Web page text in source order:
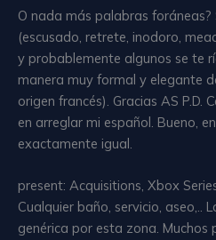
O nada más palabras
(escusado, retrete, inodoro,
y probablemente algunos se te
manera muy formal y elegante
origen francés). Gracias AS P.D.
en arreglar mi español. Bueno,
exactamente igual.
present: Acquisitions, Xbox
Cualquier baño, servicio, aseo,..
genérica por esta zona. Muchos